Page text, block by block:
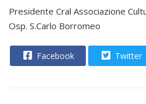
Presidente Cral Associazione
Osp. S.Carlo Borromeo
Facebook Twitter